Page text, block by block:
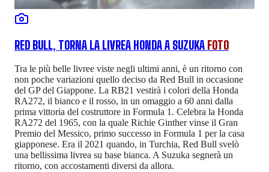
RED BULL, TORNA LA LIVREA HONDA A SUZUKA FOTO
Tra le più belle livree viste negli ultimi anni, è un ritorno con
non poche variazioni quello deciso da Red Bull in occasione
del GP del Giappone. La RB21 vestirà i colori della Honda
RA272, il bianco e il rosso, in un omaggio a 60 anni dalla
prima vittoria del costruttore in Formula 1. Celebra la Honda
RA272 del 1965, con la quale Richie Ginther vinse il Gran
Premio del Messico, primo successo in Formula 1 per la casa
giapponese. Era il 2021 quando, in Turchia, Red Bull svelò
una bellissima livrea su base bianca. A Suzuka segnerà un
ritorno, con accostamenti diversi da allora.